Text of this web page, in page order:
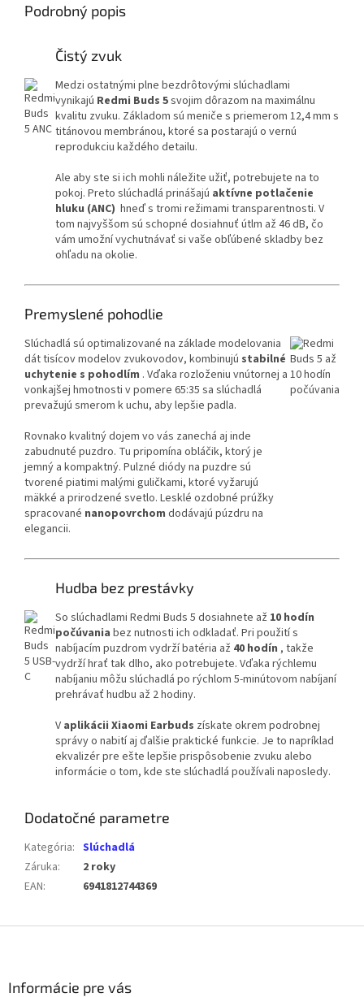
Podrobný popis
Čistý zvuk
Medzi ostatnými plne bezdrôtovými slúchadlami
vynikajú Redmi Buds 5svojim dôrazom na maximálnu
kvalitu zvuku. Základom sú meniče s priemerom 12,4 mm s
titánovou membránou, ktoré sa postarajú o vernú
reprodukciu každého detailu.
Ale aby ste si ich mohli náležite užiť, potrebujete na to
pokoj. Preto slúchadlá prinášajú aktívne potlačenie
hluku (ANC) hneď s tromi režimami transparentnosti. V
tom najvyššom sú schopné dosiahnuť útlm až 46 dB, čo
vám umožní vychutnávať si vaše obľúbené skladby bez
ohľadu na okolie.
Premyslené pohodlie
Slúchadlá sú optimalizované na základe modelovania
dát tisícov modelov zvukovodov, kombinujú stabilné
uchytenie s pohodlím . Vďaka rozloženiu vnútornej a
vonkajšej hmotnosti v pomere 65:35 sa slúchadlá
prevažujú smerom k uchu, aby lepšie padla.
Rovnako kvalitný dojem vo vás zanechá aj inde
zabudnuté puzdro. Tu pripomína obláčik, ktorý je
jemný a kompaktný. Pulzné diódy na puzdre sú
tvorené piatimi malými guličkami, ktoré vyžarujú
mäkké a prirodzené svetlo. Lesklé ozdobné prúžky
spracované nanopovrchom dodávajú púzdru na
elegancii.
Hudba bez prestávky
So slúchadlami Redmi Buds 5 dosiahnete až 10 hodín
počúvania bez nutnosti ich odkladať. Pri použití s ​​
nabíjacím puzdrom vydrží batéria až 40 hodín , takže
vydrží hrať tak dlho, ako potrebujete. Vďaka rýchlemu
nabíjaniu môžu slúchadlá po rýchlom 5-minútovom nabíjaní
prehrávať hudbu až 2 hodiny.
V aplikácii Xiaomi Earbuds získate okrem podrobnej
správy o nabití aj ďalšie praktické funkcie. Je to napríklad
ekvalizér pre ešte lepšie prispôsobenie zvuku alebo
informácie o tom, kde ste slúchadlá používali naposledy.
Dodatočné parametre
Kategória: Slúchadlá
Záruka:
2 roky
EAN: 6941812744369
Informácie pre vás